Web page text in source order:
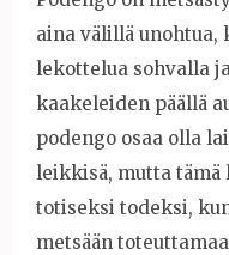
aina välillä unohtua,
lekottelua sohvalla
kaakeleiden päällä
podengo osaa olla
leikkisä, mutta
totiseksi todeksi,
metsään